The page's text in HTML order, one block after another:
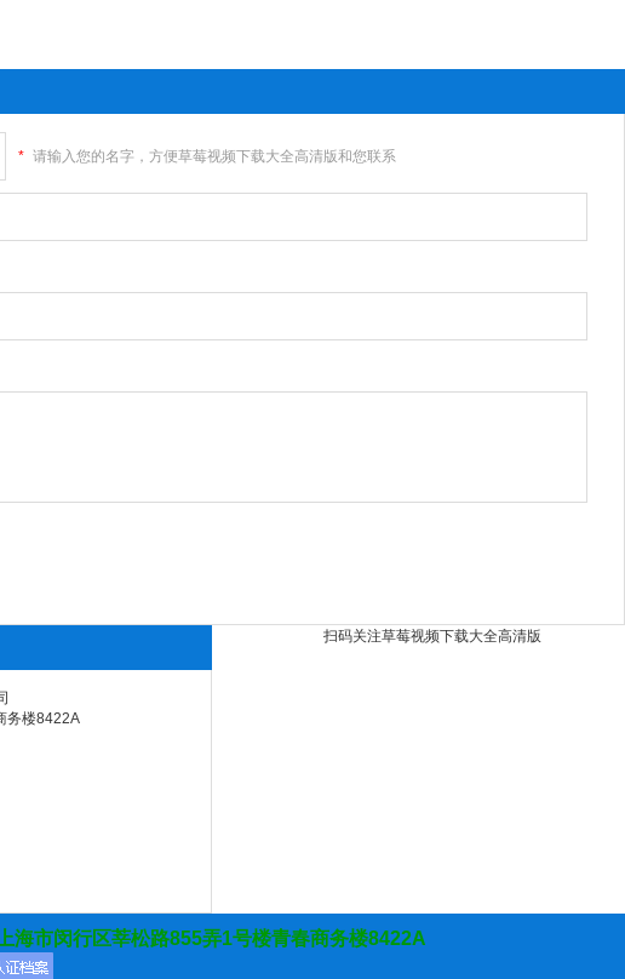
* 请输入您的名字，方便草莓视频下载大全高清版和您联系
务楼8422A
扫码关注草莓视频下载大全高清版
市闵行区莘松路855弄1号楼青春商务楼8422A